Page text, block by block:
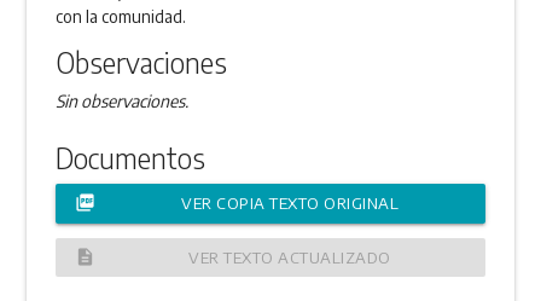
con la comunidad.
Observaciones
Sin observaciones.
Documentos
picture_as_pdf VER COPIA TEXTO ORIGINAL
description VER TEXTO ACTUALIZADO